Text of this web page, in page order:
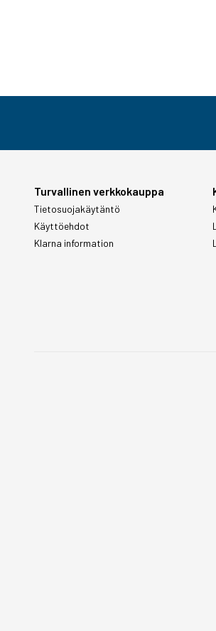
Turvallinen verkkokauppa
Tietosuojakäytäntö
Käyttöehdot
Klarna information